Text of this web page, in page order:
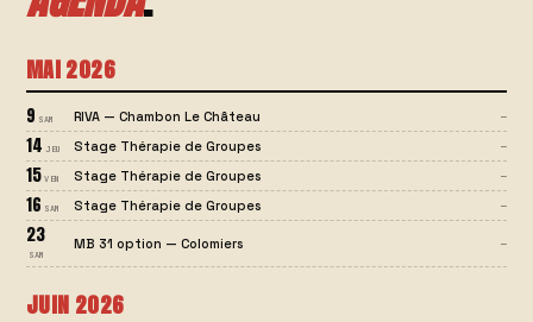
MAI 2026
9 SAM RIVA — Chambon Le Château —
14 JEU Stage Thérapie de Groupes —
15 VEN Stage Thérapie de Groupes —
16 SAM Stage Thérapie de Groupes —
23
SAM
MB 31 option — Colomiers —
JUIN 2026